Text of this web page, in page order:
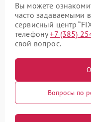
Вы можете
часто задаваемыми
сервисный центр
телефону+7 (385)
свой вопрос.
Вопросы по